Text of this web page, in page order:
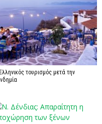
τουρισμός μετά την